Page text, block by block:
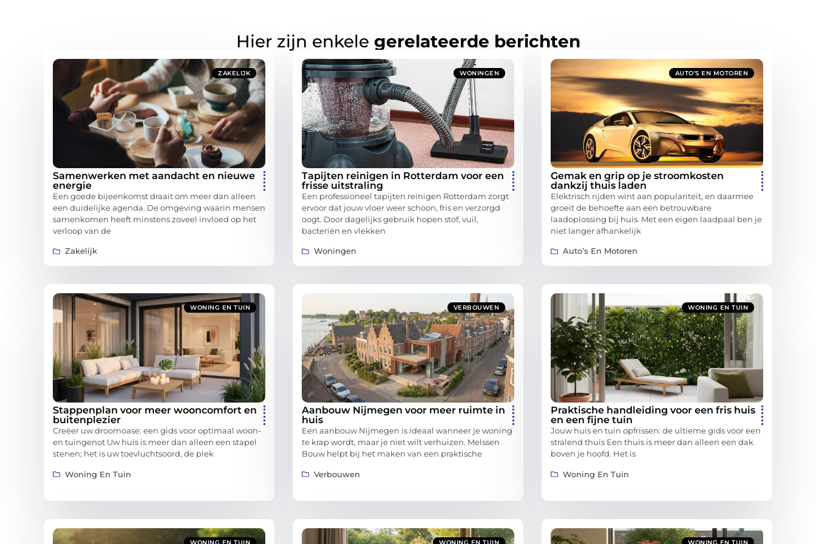
Hier zijn enkele gerelateerde berichten
ZAKELIJK
Samenwerken met aandacht en nieuwe
energie
Een goede bijeenkomst draait om meer dan alleen
een duidelijke agenda. De omgeving waarin mensen
samenkomen heeft minstens zoveel invloed op het
verloop van de
Zakelijk
WONINGEN
Tapijten reinigen in Rotterdam voor een
frisse uitstraling
Een professioneel tapijten reinigen Rotterdam zorgt
ervoor dat jouw vloer weer schoon, fris en verzorgd
oogt. Door dagelijks gebruik hopen stof, vuil,
bacteriën en vlekken
Woningen
AUTO’S EN MOTOREN
Gemak en grip op je stroomkosten
dankzij thuis laden
Elektrisch rijden wint aan populariteit, en daarmee
groeit de behoefte aan een betrouwbare
laadoplossing bij huis. Met een eigen laadpaal ben je
niet langer afhankelijk
Auto’s En Motoren
WONING EN TUIN
Stappenplan voor meer wooncomfort en
buitenplezier
Creëer uw droomoase: een gids voor optimaal woon-
en tuingenot Uw huis is meer dan alleen een stapel
stenen; het is uw toevluchtsoord, de plek
Woning En Tuin
VERBOUWEN
Aanbouw Nijmegen voor meer ruimte in
huis
Een aanbouw Nijmegen is ideaal wanneer je woning
te krap wordt, maar je niet wilt verhuizen. Melssen
Bouw helpt bij het maken van een praktische
Verbouwen
WONING EN TUIN
Praktische handleiding voor een fris huis
en een fijne tuin
Jouw huis en tuin opfrissen: de ultieme gids voor een
stralend thuis Een thuis is meer dan alleen een dak
boven je hoofd. Het is
Woning En Tuin
WONING EN TUIN WONING EN TUIN WONING EN TUIN